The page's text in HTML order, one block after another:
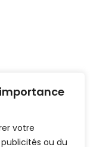
votre
ou du